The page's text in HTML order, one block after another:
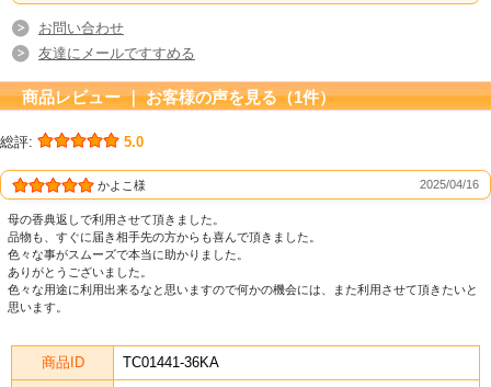
お問い合わせ
友達にメールですすめる
商品レビュー ｜ お客様の声を見る（1件）
総評: 5.0
かよこ様 2025/04/16
母の香典返しで利用させて頂きました。
品物も、すぐに届き相手先の方からも喜んで頂きました。
色々な事がスムーズで本当に助かりました。
ありがとうございました。
色々な用途に利用出来るなと思いますので何かの機会には、また利用させて頂きたいと
思います。
商品ID TC01441-36KA